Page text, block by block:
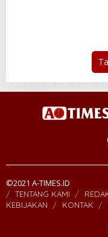
©2021 A-TIMES.ID
TENTANG KAMI
KEBIJAKAN
KONTAK